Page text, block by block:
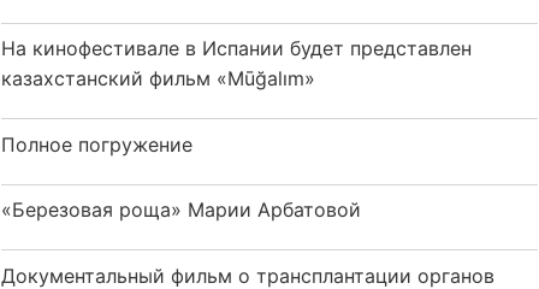
На кинофестивале в Испании будет представлен
казахстанский фильм «Mūğalım»
Полное погружение
«Березовая роща» Марии Арбатовой
Документальный фильм о трансплантации органов